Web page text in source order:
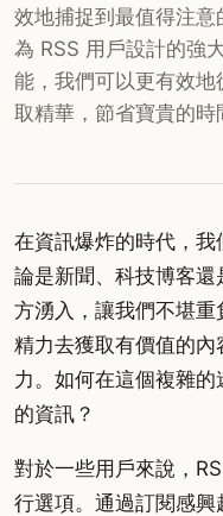
效地捕捉到最值得注
為 RSS 用戶設計的強
能，我們可以更有效
取精華，節省寶貴的時
在資訊爆炸的時代，
論是新聞、科技博客
方湧入，讓我們不堪
精力去獲取有價值的
力。如何在這個複雜
的資訊？
對於一些用戶來說，
行選項。通過訂閱感